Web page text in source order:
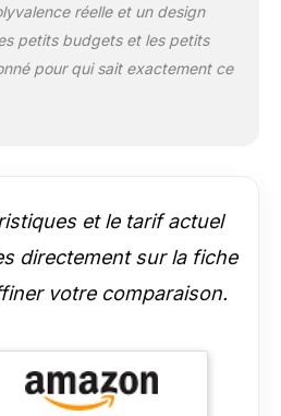
l’entretien.
Transformation facile
déplace aisément
protégeant le sol. Il
élevée.
réelle et un design
petits budgets et les petits
pour qui sait exactement ce
et le tarif actuel
directement sur la fiche
votre comparaison.